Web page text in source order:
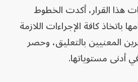
هذا القرار، أكدت الخطوط
باتخاذ كافة الإجراءات اللازمة
المعنيين بالتعليق، وحصر
أدنى مستوياتها.